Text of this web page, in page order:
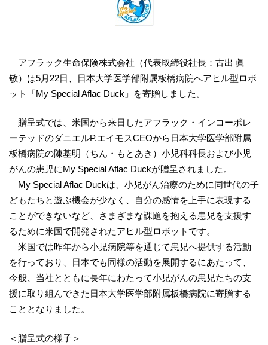
アフラック生命保険株式会社（代表取締役社長：古出 眞
敏）は5月22日、日本大学医学部附属板橋病院へアヒル型ロボ
ット「My Special Aflac Duck」を寄贈しました。
贈呈式では、米国から来日したアフラック・インコーポレ
ーテッドのダニエルP.エイモスCEOから日本大学医学部附属
板橋病院の陳基明（ちん・もとあき）小児科科長および小児
がんの患児にMy Special Aflac Duckが贈呈されました。
My Special Aflac Duckは、小児がん治療のために同世代の子
どもたちと遊ぶ機会が少なく、自分の感情を上手に表現する
ことができないなど、さまざまな課題を抱える患児を支援す
るために米国で開発されたアヒル型ロボットです。
米国では昨年から小児病院等を通じて患児へ提供する活動
を行っており、日本でも同様の活動を展開するにあたって、
今般、当社とともに長年にわたって小児がんの患児たちの支
援に取り組んできた日本大学医学部附属板橋病院に寄贈する
こととなりました。
＜​贈呈式の様子＞